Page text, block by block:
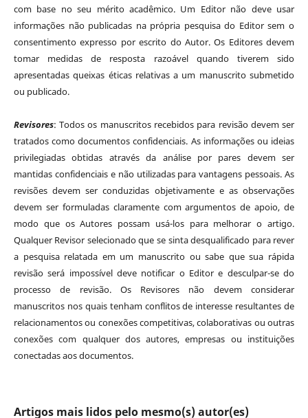
com base no seu mérito acadêmico. Um Editor não deve usar
informações não publicadas na própria pesquisa do Editor sem o
consentimento expresso por escrito do Autor. Os Editores devem
tomar medidas de resposta razoável quando tiverem sido
apresentadas queixas éticas relativas a um manuscrito submetido
ou publicado.
Revisores: Todos os manuscritos recebidos para revisão devem ser
tratados como documentos confidenciais. As informações ou ideias
privilegiadas obtidas através da análise por pares devem ser
mantidas confidenciais e não utilizadas para vantagens pessoais. As
revisões devem ser conduzidas objetivamente e as observações
devem ser formuladas claramente com argumentos de apoio, de
modo que os Autores possam usá-los para melhorar o artigo.
Qualquer Revisor selecionado que se sinta desqualificado para rever
a pesquisa relatada em um manuscrito ou sabe que sua rápida
revisão será impossível deve notificar o Editor e desculpar-se do
processo de revisão. Os Revisores não devem considerar
manuscritos nos quais tenham conflitos de interesse resultantes de
relacionamentos ou conexões competitivas, colaborativas ou outras
conexões com qualquer dos autores, empresas ou instituições
conectadas aos documentos.
Artigos mais lidos pelo mesmo(s) autor(es)